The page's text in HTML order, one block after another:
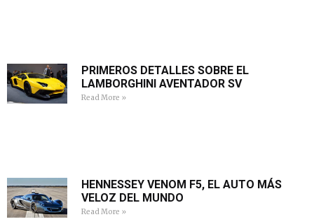
PRIMEROS DETALLES SOBRE EL
LAMBORGHINI AVENTADOR SV
Read More »
HENNESSEY VENOM F5, EL AUTO MÁS
VELOZ DEL MUNDO
Read More »